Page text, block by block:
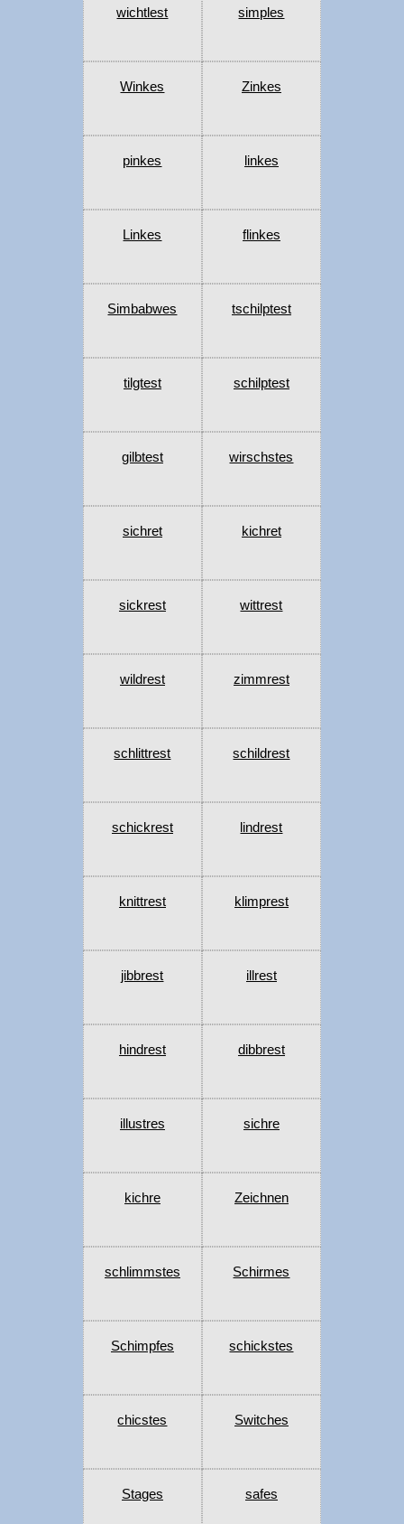
wichtlest simples
Winkes Zinkes
pinkes linkes
Linkes flinkes
Simbabwes tschilptest
tilgtest schilptest
gilbtest wirschstes
sichret kichret
sickrest wittrest
wildrest zimmrest
schlittrest schildrest
schickrest lindrest
knittrest klimprest
jibbrest illrest
hindrest dibbrest
illustres sichre
kichre Zeichnen
schlimmstes Schirmes
Schimpfes schickstes
chicstes Switches
Stages safes